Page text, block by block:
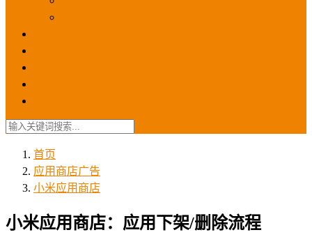
首页
应用商店广告
小米应用商店
小米应用商店：应用下架/删除流程